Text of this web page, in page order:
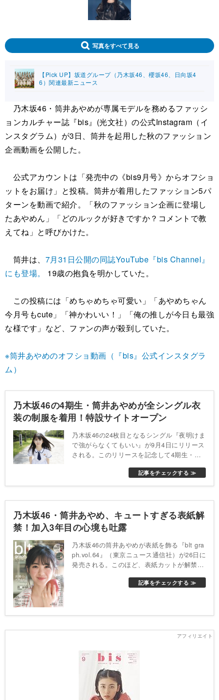
写真をすべて見る
【Pick UP】坂道グループ（乃木坂46、櫻坂46、日向坂4
6）関連最新ニュース
乃木坂46・筒井あやめが専属モデルを務めるファッシ
ョンカルチャー誌『bis』(光文社）の公式Instagram（イ
ンスタグラム）が3日、筒井を起用した秋のファッション
企画動画を公開した。
公式アカウントは「発売中の《bis9月号》からオフショ
ットをお届け」と投稿。筒井が着用したファッション5パ
ターンを動画で紹介。「秋のファッション企画に登場し
たあやめん」「どのルックが好きですか？コメントで教
えてね」と呼びかけた。
筒井は、 7月31日公開の同誌YouTube『bis Channel』
にも登場。
19歳の抱負を明かしていた。
この投稿には「めちゃめちゃ可愛い」「あやめちゃん
今月号もcute」「神かわいい！」「俺の推しが今日も最強
な様です」など、ファンの声が殺到していた。
※筒井あやめのオフショ動画（『bis』公式インスタグラ
ム）
乃木坂46の4期生・筒井あやめが全シングル衣
装の制服を着用！特設サイトオープン
乃木坂46の24枚目となるシングル『夜明けま
で強がらなくてもいい』が9月4日にリリース
される。このリリースを記念して4期生・筒
設サイトのタイトルは「筒井あやめ 制服コ
レクション」。乃木坂46の全シングル衣装の
めるというものだ。特設サイトオープンにあ
わせて、まずはデビューシングル「ぐるぐる
カーテン」（2012年2月発売）から5thシング
ル「君の名は希望」（2013年3月発売）まで
の5作品の制服着用写真が公開されている。
記事をチェックする ≫
乃木坂46・筒井あやめ、キュートすぎる表紙解
禁！加入3年目の心境も吐露
乃木坂46の筒井あやめが表紙を飾る『blt gra
ph.vol.64』（東京ニュース通信社）が26日に
発売される。このほど、表紙カットが解禁と
初。リンゴを手にはにかんだ笑顔がキュート
のニット、タンクトップ＆短パンなど様々な
姿や、和室でしっとりと花を生ける姿など、
まで、筒井の魅力が詰まった内容となってい
る。また、グループ加入3年目を迎え、今の
心境や今後の目標についても語っている。
記事をチェックする ≫